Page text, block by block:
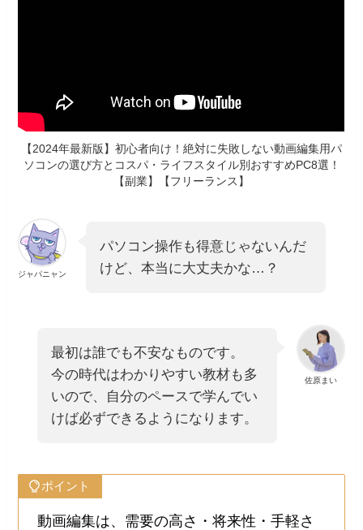
【2024年最新版】初心者向け！絶対に失敗しない動画編集用パ
ソコンの選び方とコスパ・ライフスタイル別おすすめPC8選！
【副業】【フリーランス】
ジャパニャン
パソコン操作も得意じゃないんだ
けど、本当に大丈夫かな…？
佐原まい
最初は誰でも不安なものです。
今の時代はわかりやすい教材も多
いので、自分のペースで学んでい
けば必ずできるようになります。
ポイント
動画編集は、需要の高さ・将来性・手軽さ